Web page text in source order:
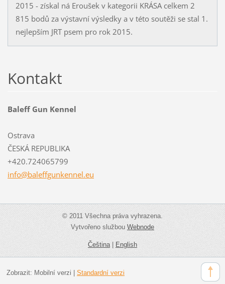
2015 - získal ná Eroušek v kategorii KRÁSA celkem 2
815 bodů za výstavní výsledky a v této soutěži se stal 1.
nejlepším JRT psem pro rok 2015.
Kontakt
Baleff Gun Kennel
Ostrava
ČESKÁ REPUBLIKA
+420.724065799
info@baleffgunkennel.eu
© 2011 Všechna práva vyhrazena.
Vytvořeno službouWebnode
Čeština|English
Zobrazit: Mobilní verzi | Standardní verzi